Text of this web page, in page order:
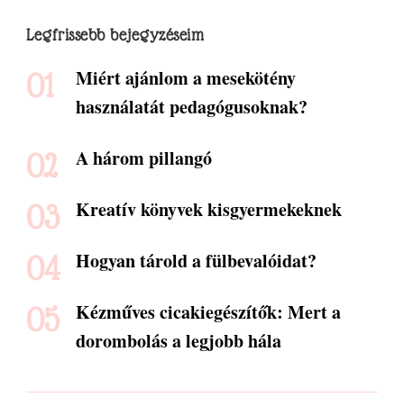
Legfrissebb bejegyzéseim
Miért ajánlom a mesekötény
használatát pedagógusoknak?
A három pillangó
Kreatív könyvek kisgyermekeknek
Hogyan tárold a fülbevalóidat?
Kézműves cicakiegészítők: Mert a
dorombolás a legjobb hála